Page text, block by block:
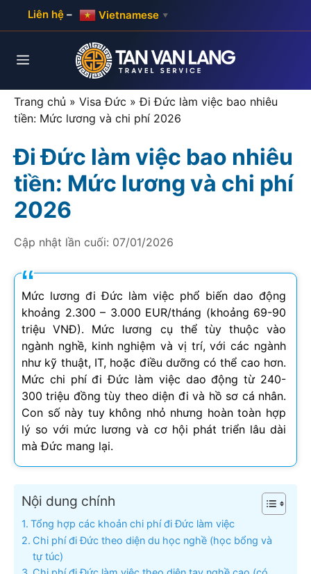
Liên hệ – Vietnamese ▼
Menu
Trang chủ » Visa Đức »Đi Đức làm việc bao nhiêu
tiền: Mức lương và chi phí 2026
Đi Đức làm việc bao nhiêu
tiền: Mức lương và chi phí
2026
Cập nhật lần cuối: 07/01/2026
Mức lương đi Đức làm việc phổ biến dao động
khoảng 2.300 – 3.000 EUR/tháng (khoảng 69-90
triệu VNĐ). Mức lương cụ thể tùy thuộc vào
ngành nghề, kinh nghiệm và vị trí, với các ngành
như kỹ thuật, IT, hoặc điều dưỡng có thể cao hơn.
Mức chi phí đi Đức làm việc dao động từ 240-
300 triệu đồng tùy theo diện đi và hồ sơ cá nhân.
Con số này tuy không nhỏ nhưng hoàn toàn hợp
lý so với mức lương và cơ hội phát triển lâu dài
mà Đức mang lại.
Nội dung chính
Tổng hợp các khoản chi phí đi Đức làm việc
Chi phí đi Đức theo diện du học nghề (học bổng và
tự túc)